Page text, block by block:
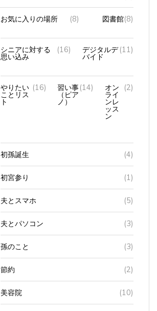
お気に入りの場所 (8) 図書館(8)
シニアに対する (16) デジタルデ(11)
やりたい
ト
(16) 習い事
（ピア
ノ）
(14) オン
ンレ
ッス
ン
(2)
初孫誕生 (4)
初宮参り (1)
夫とスマホ (5)
夫とパソコン (3)
孫のこと (3)
節約 (2)
美容院 (10)
電車内のマナー (1)